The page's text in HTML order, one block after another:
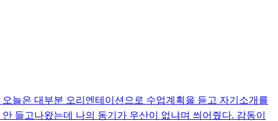
늘은 대부분 오리엔테이션으로 수업계획을 듣고 자기소개를
들고나왔는데 나의 동기가 우산이 없냐며 씌어줬다. 감동이